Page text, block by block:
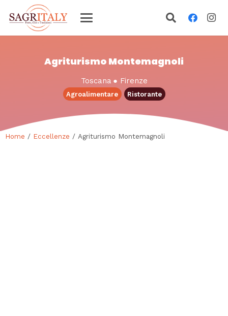
Agriturismo Montemagnoli
Toscana ● Firenze
Agroalimentare Ristorante
Home / Eccellenze / Agriturismo Montemagnoli